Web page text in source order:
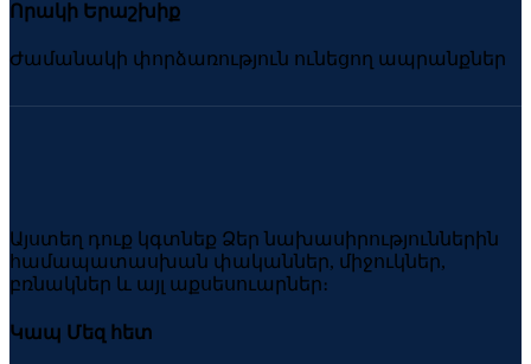
Որակի Երաշխիք
Ժամանակի փորձառություն ունեցող ապրանքներ
Այստեղ դուք կգտնեք Ձեր նախասիրություններին
համապատասխան փականներ, միջուկներ,
բռնակներ և այլ աքսեսուարներ։
Կապ Մեզ հետ